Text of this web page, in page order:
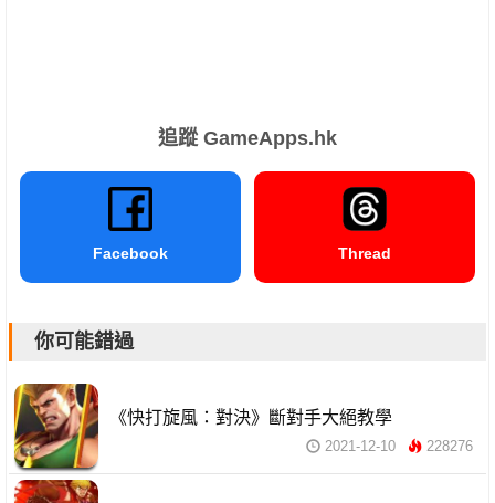
追蹤 GameApps.hk
Facebook Thread
你可能錯過
《快打旋風：對決》斷對手大絕教學
2021-12-10 228276